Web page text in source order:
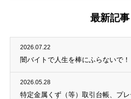
最新記事
2026.07.22
闇バイトで人生を棒にふらないで！
2026.05.28
特定金属くず（等）取引台帳、プ